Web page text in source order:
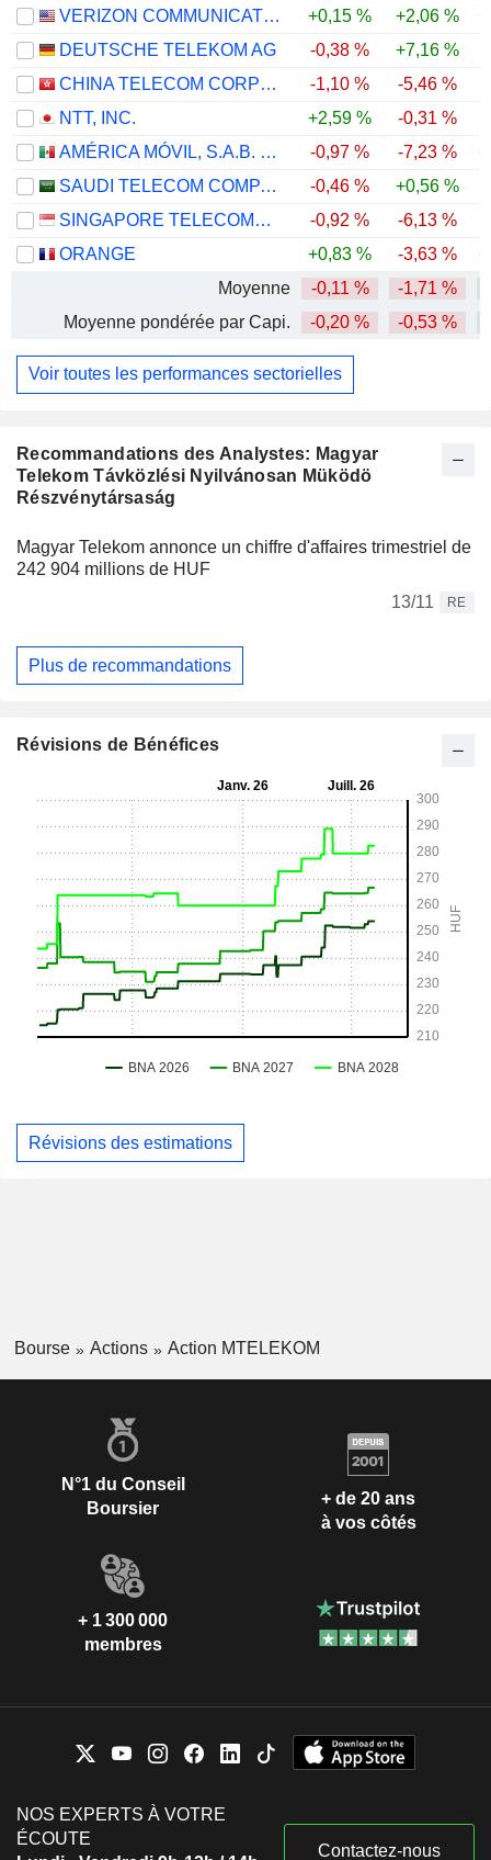
Recommandations des Analystes: Magyar
Telekom Távközlési Nyilvánosan Müködö
Részvénytársaság
Magyar Telekom annonce un chiffre d'affaires trimestriel de
242 904 millions de HUF
13/11
RE
Plus de recommandations
VERIZON COMMUNICATIONS, INC.
+0,15 % +2,06 %
DEUTSCHE TELEKOM AG
-0,38 % +7,16 %
CHINA TELECOM CORPORATION LIMITED
-1,10 % -5,46 %
NTT, INC.
+2,59 % -0,31 %
AMÉRICA MÓVIL, S.A.B. DE C.V.
-0,97 % -7,23 %
SAUDI TELECOM COMPANY
-0,46 % +0,56 %
SINGAPORE TELECOMMUNICATIONS LIMITED
-0,92 % -6,13 %
ORANGE
+0,83 % -3,63 %
Moyenne
-0,11 % -1,71 %
Moyenne pondérée par Capi.
-0,20 % -0,53 %
Voir toutes les performances sectorielles
Révisions de Bénéfices
Révisions des estimations
Bourse Actions Action MTELEKOM
N°1 du Conseil
Boursier
+ de 20 ans
à vos côtés
+ 1 300 000
membres
NOS EXPERTS À VOTRE
ÉCOUTE
Contactez-nous